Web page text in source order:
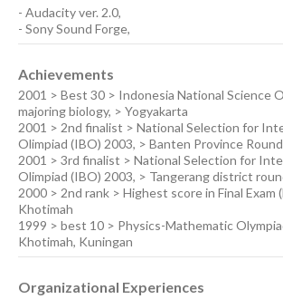
- Audacity ver. 2.0,
- Sony Sound Forge,
Achievements
2001 > Best 30 > Indonesia National Science
majoring biology, > Yogyakarta
2001 > 2nd finalist > National Selection for
Olimpiad (IBO) 2003, > Banten Province Round
2001 > 3rd finalist > National Selection for
Olimpiad (IBO) 2003, > Tangerang district
2000 > 2nd rank > Highest score in Final Exam
Khotimah
1999 > best 10 > Physics-Mathematic
Khotimah, Kuningan
Organizational Experiences